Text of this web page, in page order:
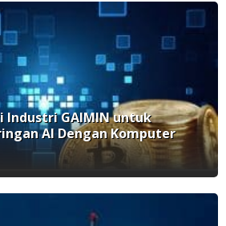
Industri GAIMIN untuk
AI Dengan Komputer